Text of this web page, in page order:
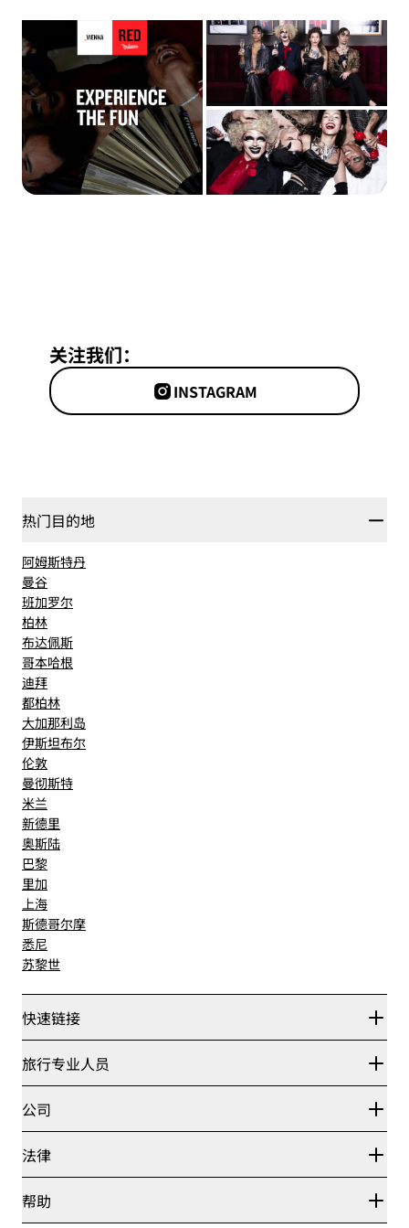
关注我们：
INSTAGRAM
热门目的地
阿姆斯特丹
曼谷
班加罗尔
柏林
布达佩斯
哥本哈根
迪拜
都柏林
大加那利岛
伊斯坦布尔
伦敦
曼彻斯特
米兰
新德里
奥斯陆
巴黎
里加
上海
斯德哥尔摩
悉尼
苏黎世
快速链接
丽赏会
Blog
目的地
丽笙酒店集团APP
体育认证酒店
家庭友好型酒店
健康与安全
旅行专业人员
合作伙伴
公司
丽笙酒店集团
工作机会 RHG
工作机会 PPHE
法律
隐私中心
帮助